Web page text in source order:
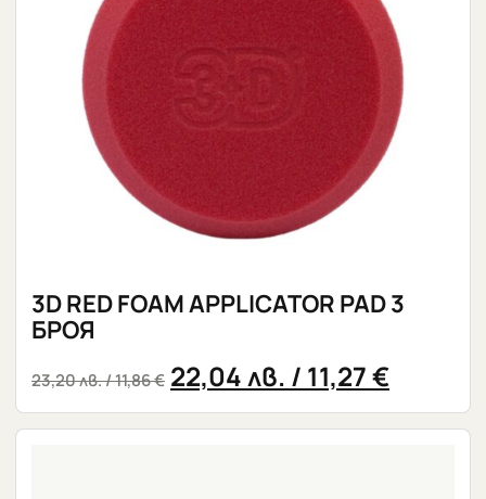
3D RED FOAM APPLICATOR PAD 3
БРОЯ
23,20лв./ 11,86 € 22,04лв. / 11,27 €